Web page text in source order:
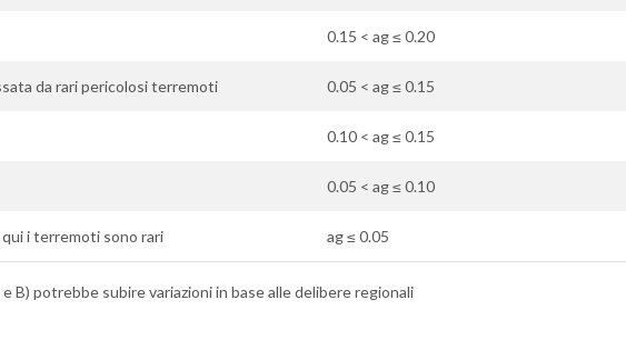
0.15 < ag ≤ 0.20
da rari pericolosi terremoti 0.05 < ag ≤ 0.15
0.10 < ag ≤ 0.15
0.05 < ag ≤ 0.10
qui i terremoti sono rari ag ≤ 0.05
B) potrebbe subire variazioni in base alle delibere regionali